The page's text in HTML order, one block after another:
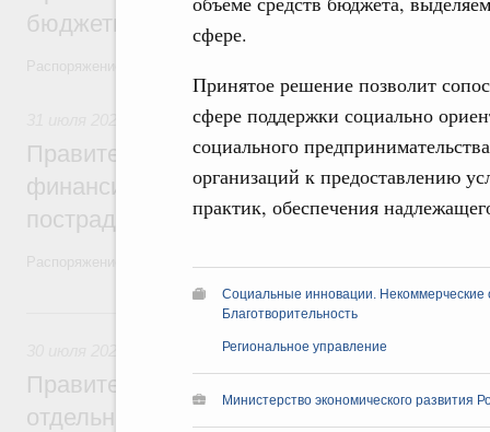
сфере.
Принятое решение позволит
сфере поддержки социально
социального
организаций к предоставлению
практик, обеспечения
Социальные инновации. Некоммерческие
Благотворительность
Региональное управление
Министерство экономического развития
бюджетным кредитам ещё двум
Чрезвычайные ситуации и ликвидация их
Правительство выделило
финансирование Дагестану и Чечне на
пострадавшим от наводнения
30 июля, четверг
Оборот бензина и дизельного топлива
Правительство ввело новый временный
отдельных видов топлива и утвердило